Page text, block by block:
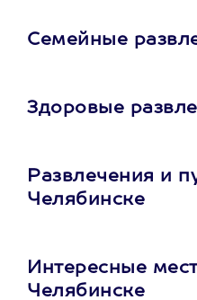
Семейные
Здоровые
Развлечения и
Челябинске
Интересные
Челябинске